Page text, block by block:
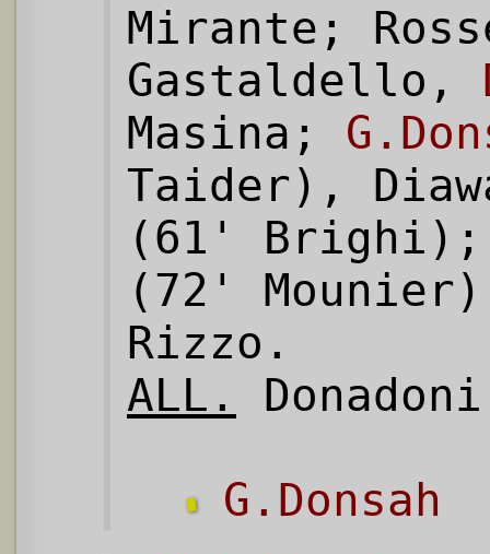
Mirante;
Gastaldello,
Masina;
Taider),
(61' Brighi);
(72'
Rizzo.
ALL.
Donadoni
G.Donsah